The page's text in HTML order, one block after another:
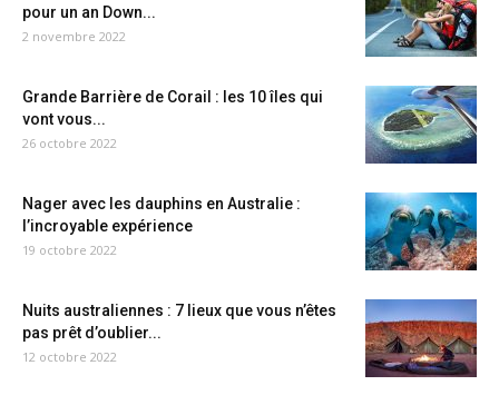
pour un an Down...
2 novembre 2022
Grande Barrière de Corail : les 10 îles qui
vont vous...
26 octobre 2022
Nager avec les dauphins en Australie :
l’incroyable expérience
19 octobre 2022
Nuits australiennes : 7 lieux que vous n’êtes
pas prêt d’oublier...
12 octobre 2022